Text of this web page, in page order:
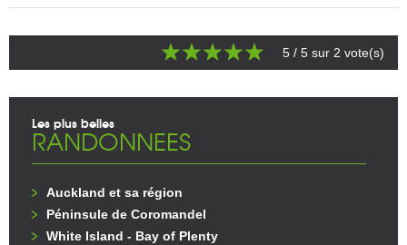
5 / 5 sur 2 vote(s)
Les plus belles
RANDONNEES
Auckland et sa région
Péninsule de Coromandel
White Island - Bay of Plenty